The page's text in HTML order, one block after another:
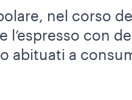
nel corso
con
abituati a